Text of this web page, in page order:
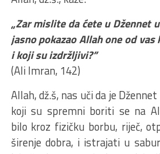
„Zar mislite da ćete u Džennet
jasno pokazao Allah one od
i koji su izdržljivi?”
(Ali Imran, 142)
Allah, dž.š, nas uči da je
koji su spremni boriti se na
bilo kroz fizičku borbu, riječ,
širenje dobra, i istrajati u